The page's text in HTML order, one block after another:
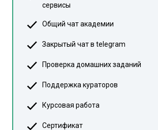
сервисы
Общий чат академии
Закрытый чат в telegram
Проверка домашних заданий
Поддержка кураторов
Курсовая работа
Сертификат